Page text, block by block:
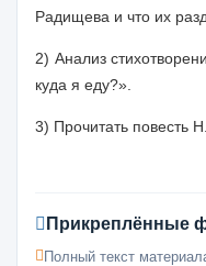
Радищева и что их
2) Анализ
куда я еду?».
3) Прочитать повесть
Прикреплённые
Полный текст